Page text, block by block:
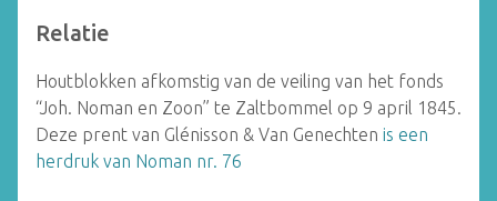
Relatie
Houtblokken afkomstig van de veiling van het fonds
“Joh. Noman en Zoon” te Zaltbommel op 9 april 1845.
Deze prent van Glénisson & Van Genechten is een
herdruk van Noman nr. 76